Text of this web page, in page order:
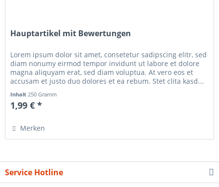
Hauptartikel mit Bewertungen
Lorem ipsum dolor sit amet, consetetur sadipscing elitr, sed
diam nonumy eirmod tempor invidunt ut labore et dolore
magna aliquyam erat, sed diam voluptua. At vero eos et
accusam et justo duo dolores et ea rebum. Stet clita kasd...
Inhalt250 Gramm
1,99 € *
Merken
Service Hotline